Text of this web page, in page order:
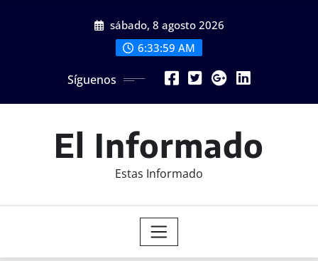
sábado, 8 agosto 2026
6:34:00 AM
Síguenos
El Informado
Estas Informado